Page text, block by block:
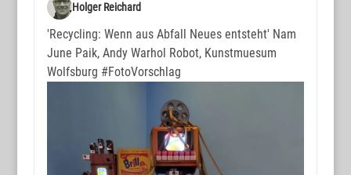
Holger Reichard
'Recycling: Wenn aus Abfall Neues entsteht' Nam
June Paik, Andy Warhol Robot, Kunstmuesum
Wolfsburg #FotoVorschlag